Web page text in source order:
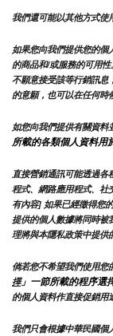
我們還可能以其他方式使
如果您向我們提供您的個
的商品和/或服務的可用
不願意接受該等行銷訊息
的意願，也可以在任何時
如您向我們提供有關資料
所載的各類個人資料用
直接營銷通訊可能透過各
程式、網路應用程式、社
有內容] 如果已經徵得您
提供的個人數據將同時被
理將與本隱私政策中提供
倘若您不希望我們使用您
擇」一節所載的程序選
的個人資料作直接促銷用
我們只會根據中華民國個